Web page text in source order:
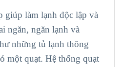
giúp làm lạnh độc lập và
ngăn, ngăn lạnh và
những tủ lạnh thông
một quạt. Hệ thống quạt